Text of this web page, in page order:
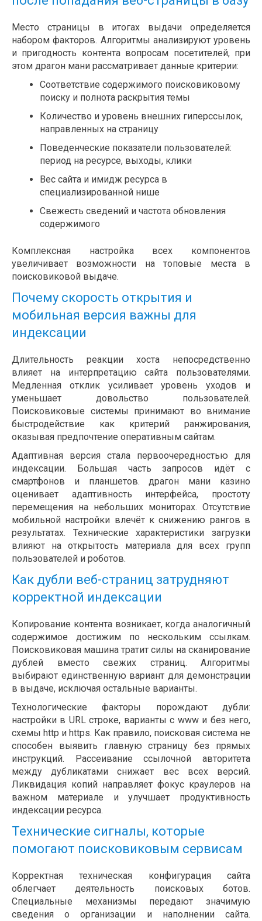
Место страницы в итогах выдачи определяется
набором факторов. Алгоритмы анализируют уровень
и пригодность контента вопросам посетителей, при
этом драгон мани рассматривает данные критерии:
Соответствие содержимого поисковиковому
поиску и полнота раскрытия темы
Количество и уровень внешних гиперссылок,
направленных на страницу
Поведенческие показатели пользователей:
период на ресурсе, выходы, клики
Вес сайта и имидж ресурса в
специализированной нише
Свежесть сведений и частота обновления
содержимого
Комплексная настройка всех компонентов
увеличивает возможности на топовые места в
поисковиковой выдаче.
Почему скорость открытия и
мобильная версия важны для
индексации
Длительность реакции хоста непосредственно
влияет на интерпретацию сайта пользователями.
Медленная отклик усиливает уровень уходов и
уменьшает довольство пользователей.
Поисковиковые системы принимают во внимание
быстродействие как критерий ранжирования,
оказывая предпочтение оперативным сайтам.
Адаптивная версия стала первоочередностью для
индексации. Большая часть запросов идёт с
смартфонов и планшетов. драгон мани казино
оценивает адаптивность интерфейса, простоту
перемещения на небольших мониторах. Отсутствие
мобильной настройки влечёт к снижению рангов в
результатах. Технические характеристики загрузки
влияют на открытость материала для всех групп
пользователей и роботов.
Как дубли веб-страниц затрудняют
корректной индексации
Копирование контента возникает, когда аналогичный
содержимое достижим по нескольким ссылкам.
Поисковиковая машина тратит силы на сканирование
дублей вместо свежих страниц. Алгоритмы
выбирают единственную вариант для демонстрации
в выдаче, исключая остальные варианты.
Технологические факторы порождают дубли:
настройки в URL строке, варианты с www и без него,
схемы http и https. Как правило, поисковая система не
способен выявить главную страницу без прямых
инструкций. Рассеивание ссылочной авторитета
между дубликатами снижает вес всех версий.
Ликвидация копий направляет фокус краулеров на
важном материале и улучшает продуктивность
индексации ресурса.
Технические сигналы, которые
помогают поисковиковым сервисам
Корректная техническая конфигурация сайта
облегчает деятельность поисковых ботов.
Специальные механизмы передают значимую
сведения о организации и наполнении сайта.